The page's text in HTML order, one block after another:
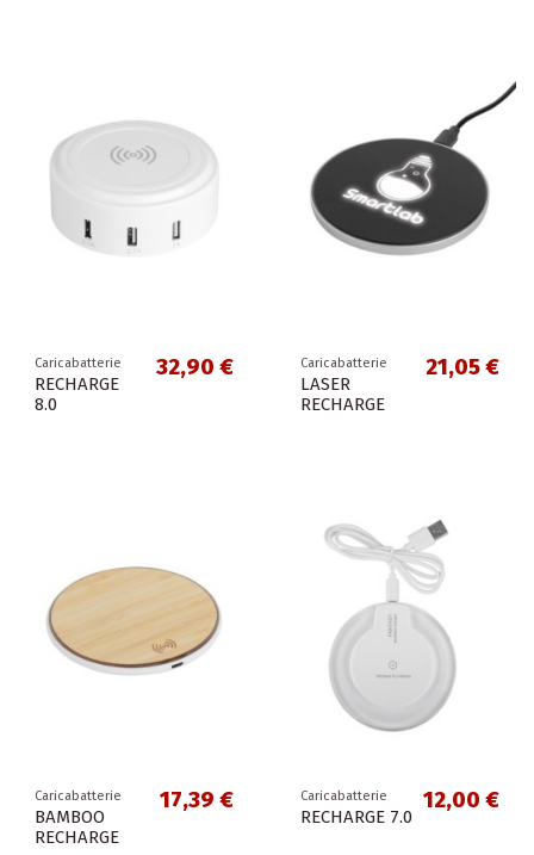
Caricabatterie
RECHARGE
8.0
32,90 € Caricabatterie
LASER
RECHARGE
21,05 €
Caricabatterie
BAMBOO
RECHARGE
17,39 € Caricabatterie
RECHARGE 7.0
12,00 €